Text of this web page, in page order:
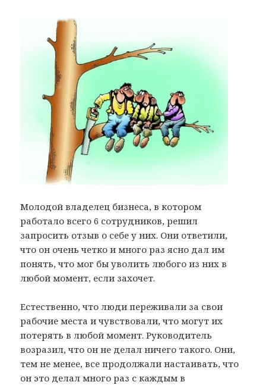
Молодой владелец бизнеса, в котором
работало всего 6 сотрудников, решил
запросить отзыв о себе у них. Они ответили,
что он очень четко и много раз ясно дал им
понять, что мог бы уволить любого из них в
любой момент, если захочет.
Естественно, что люди переживали за свои
рабочие места и чувствовали, что могут их
потерять в любой момент. Руководитель
возразил, что он не делал ничего такого. Они,
тем не менее, все продолжали настаивать, что
он это делал много раз с каждым в